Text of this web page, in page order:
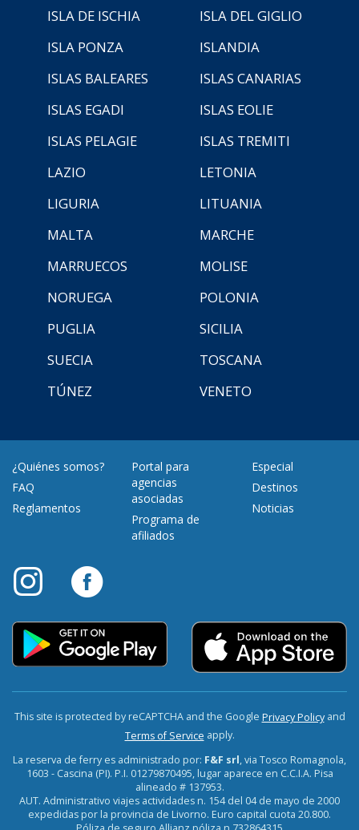
ISLA DE ISCHIA
ISLA DEL GIGLIO
ISLA PONZA
ISLANDIA
ISLAS BALEARES
ISLAS CANARIAS
ISLAS EGADI
ISLAS EOLIE
ISLAS PELAGIE
ISLAS TREMITI
LAZIO
LETONIA
LIGURIA
LITUANIA
MALTA
MARCHE
MARRUECOS
MOLISE
NORUEGA
POLONIA
PUGLIA
SICILIA
SUECIA
TOSCANA
TÚNEZ
VENETO
¿Quiénes somos?
FAQ
Reglamentos
Portal para
agencias
asociadas
Programa de
afiliados
Especial
Destinos
Noticias
This site is protected by reCAPTCHA and the Google Privacy Policyand
Terms of Service apply.
La reserva de ferry es administrado por: F&F srl, via Tosco Romagnola,
1603 - Cascina (PI). P.I. 01279870495, lugar aparece en C.C.I.A. Pisa
alineado # 137953.
AUT. Administrativo viajes actividades n. 154 del 04 de mayo de 2000
expedidas por la provincia de Livorno. Euro capital cuota 20.800.